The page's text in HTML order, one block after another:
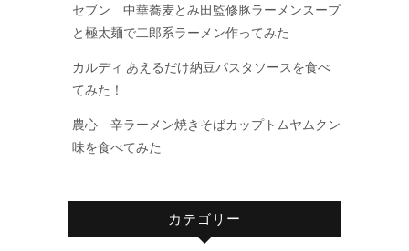
セブン 中華蕎麦とみ田監修豚ラーメンスープ
と極太麺で二郎系ラーメン作ってみた
カルディ あえるだけ納豆パスタソースを食べ
てみた！
農心 辛ラーメン焼きそばカップトムヤムクン
味を食べてみた
カテゴリー